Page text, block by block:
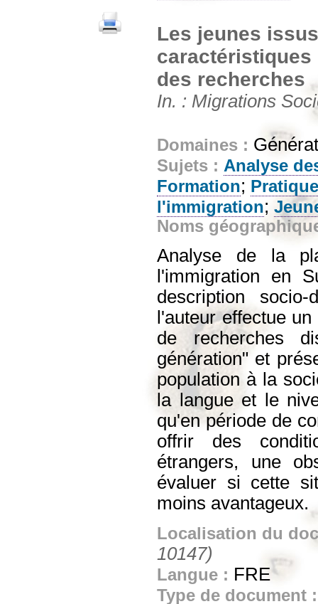
Les jeunes
caractéristiques
des recherches
In. : Migrations
Domaines :
Sujets : Analyse
Formation;
l'immigration;
Noms
Analyse de la
l'immigration en
description
l'auteur effectue
de recherches
génération" et
population à la
la langue et le
qu'en période de
offrir des
étrangers, une
évaluer si cette
moins avantageux.
Localisation du
10147)
Langue : FRE
Type de document